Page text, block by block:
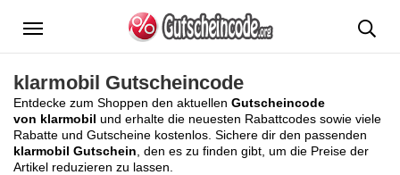
Menü
klarmobil Gutscheincode
Entdecke zum Shoppen den aktuellen Gutscheincode
von klarmobil und erhalte die neuesten Rabattcodes sowie viele
Rabatte und Gutscheine kostenlos. Sichere dir den passenden
klarmobil Gutschein , den es zu finden gibt, um die Preise der
Artikel reduzieren zu lassen.